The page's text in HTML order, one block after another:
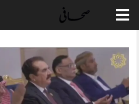
Skip
content